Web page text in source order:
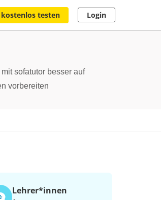
kostenlos testen Login
sofatutor besser auf
vorbereiten
Lehrer*​innen